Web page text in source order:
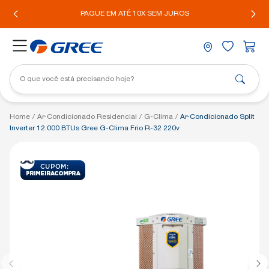
PAGUE EM ATÉ 10X SEM JUROS
Home / Ar-Condicionado Residencial / G-Clima / Ar-Condicionado Split
Inverter 12.000 BTUs Gree G-Clima Frio R-32 220v